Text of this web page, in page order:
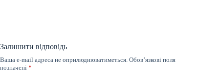
Залишити відповідь
Ваша e-mail адреса не оприлюднюватиметься. Обов’язкові поля
позначені *